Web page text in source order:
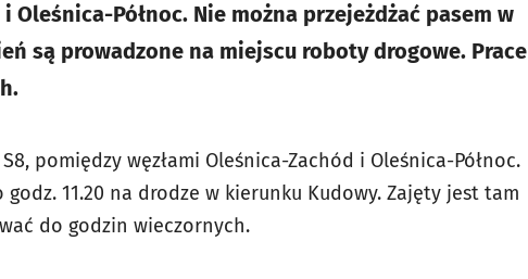
Oleśnica-Północ. Nie można przejeżdżać pasem w
są prowadzone na miejscu roboty drogowe. Prace
pomiędzy węzłami Oleśnica-Zachód i Oleśnica-Północ.
11.20 na drodze w kierunku Kudowy. Zajęty jest tam
do godzin wieczornych.